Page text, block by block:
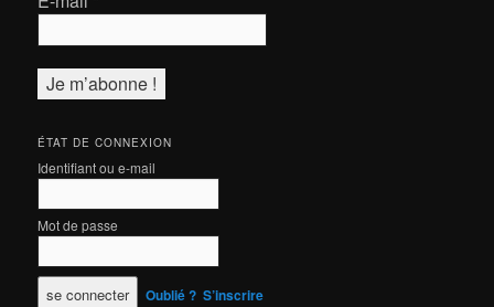
ÉTAT DE CONNEXION
Identifiant ou e-mail
Mot de passe
Oublié ? S’inscrire